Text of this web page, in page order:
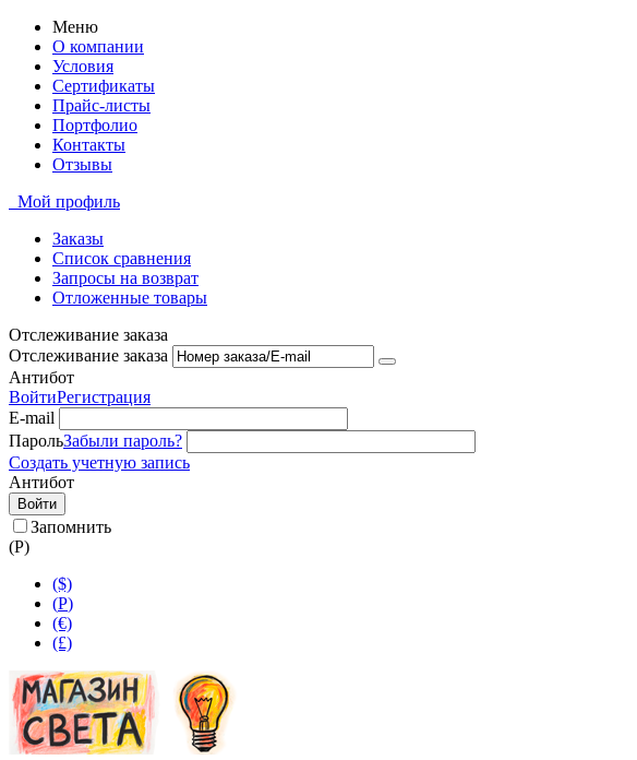
Меню
О компании
Условия
Сертификаты
Прайс-листы
Портфолио
Контакты
Отзывы
Мой профиль
Заказы
Список сравнения
Запросы на возврат
Отложенные товары
Отслеживание заказа
Отслеживание заказа
Антибот
ВойтиРегистрация
E-mail
ПарольЗабыли пароль?
Создать учетную запись
Антибот
Войти
Запомнить
(Р)
($)
(Р)
(€)
(£)